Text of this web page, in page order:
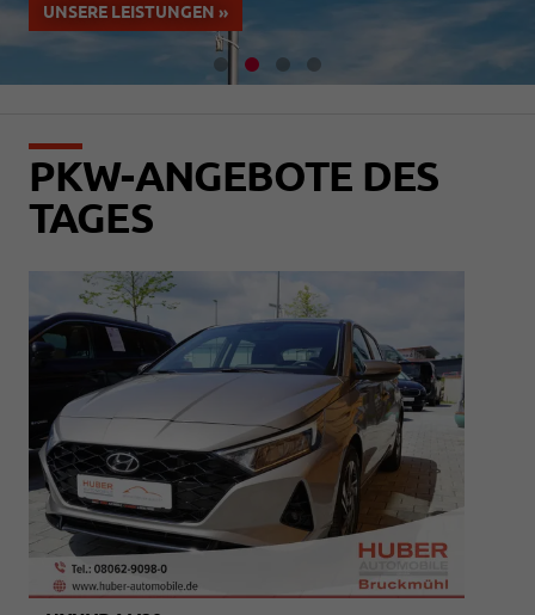
UNSERE LEISTUNGEN »
PKW-ANGEBOTE DES
TAGES